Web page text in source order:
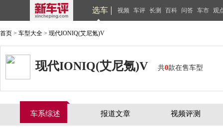
选车 视频 车评 长测 百科 问答 车市 观
首页 > 车型大全 > 现代IONIQ(艾尼氪)V
现代IONIQ(艾尼氪)V 共0款在售车型
车系综述 报道文章 视频评测